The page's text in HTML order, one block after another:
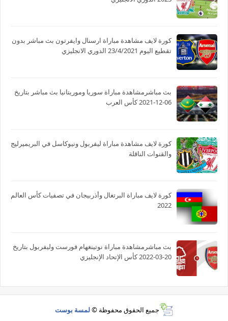
كورة لايف مشاهدة مباراة ارسنال وايفرتون بث مباشر بدون
تقطيع اليوم 23/4/2021 الدوري الانجليزي
بث مباشرمشاهدة مباراة سوريا وموريتانيا بث مباشر بتاريخ
06-12-2021 كأس العرب
كورة لايف مشاهدة مباراة ليفربول ونيوكاسل في البريميرليج
والقنوات الناقلة
كورة لايف مباراة البرتغال وأذربيجان في تصفيات كأس العالم
2022
بث مباشرمشاهدة مباراة نوتينغهام فورست وليفربول بتاريخ
20-03-2022 كأس الإتحاد الإنجليزي
جميع الحقوق محفوظة ©لمسة بوست